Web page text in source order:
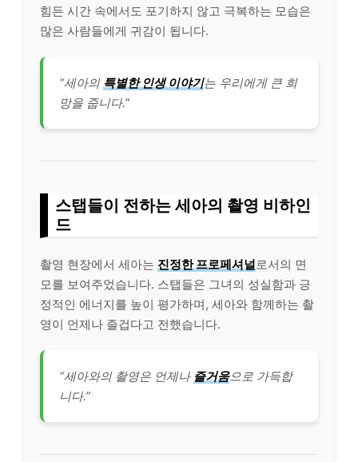
힘든 시간 속에서도 포기하지 않고 극복하는 모습은
많은 사람들에게 귀감이 됩니다.
“세아의 특별한 인생 이야기는 우리에게 큰 희
망을 줍니다.”
스탭들이 전하는 세아의 촬영 비하인
드
촬영 현장에서 세아는 진정한 프로페셔널로서의 면
모를 보여주었습니다. 스탭들은 그녀의 성실함과 긍
정적인 에너지를 높이 평가하며, 세아와 함께하는 촬
영이 언제나 즐겁다고 전했습니다.
“세아와의 촬영은 언제나 즐거움으로 가득합
니다.”